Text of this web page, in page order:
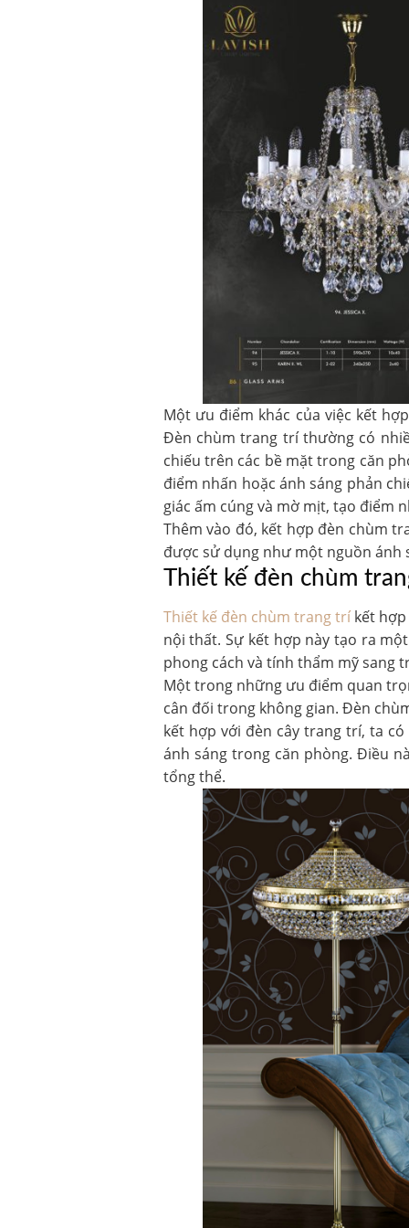
Một ưu điểm khác của việc kết
Đèn chùm trang trí thường có
chiếu trên các bề mặt trong căn
điểm nhấn hoặc ánh sáng phản
giác ấm cúng và mờ mịt, tạo điểm
Thêm vào đó, kết hợp đèn chùm
được sử dụng như một nguồn ánh
Thiết kế đèn chùm
Thiết kế đèn chùm trang tríkết hợp
nội thất. Sự kết hợp này tạo ra
phong cách và tính thẩm mỹ sang
Một trong những ưu điểm quan
cân đối trong không gian. Đèn
kết hợp với đèn cây trang trí, ta
ánh sáng trong căn phòng. Điều
tổng thể.